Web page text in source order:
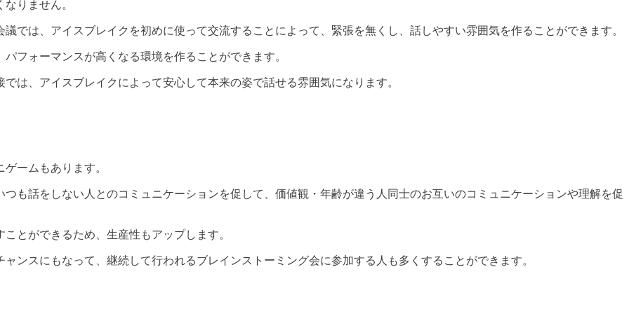
りません。
では、アイスブレイクを初めに使って交流することによって、緊張を無くし、話しやすい雰囲気を作ることができます。
フォーマンスが高くなる環境を作ることができます。
は、アイスブレイクによって安心して本来の姿で話せる雰囲気になります。
ームもあります。
も話をしない人とのコミュニケーションを促して、価値観・年齢が違う人同士のお互いのコミュニケーションや理解を促
とができるため、生産性もアップします。
ンスにもなって、継続して行われるブレインストーミング会に参加する人も多くすることができます。